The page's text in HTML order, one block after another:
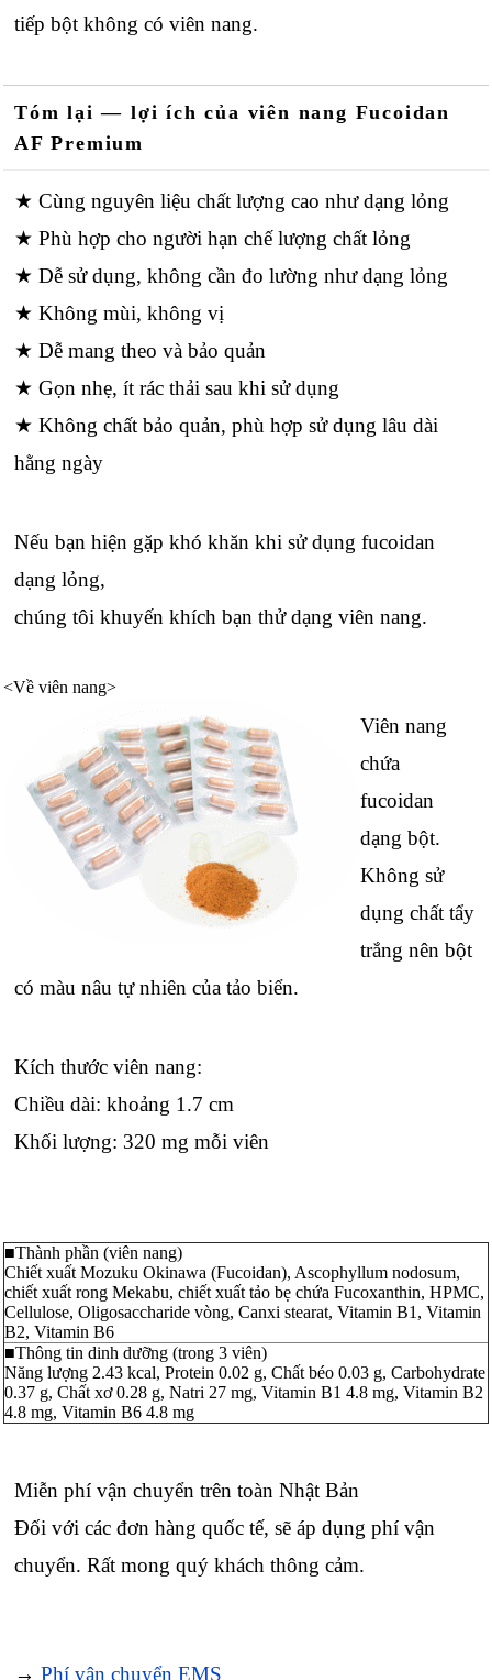
tiếp bột không có viên nang.
Tóm lại — lợi ích của viên nang Fucoidan
AF Premium
★ Cùng nguyên liệu chất lượng cao như dạng lỏng
★ Phù hợp cho người hạn chế lượng chất lỏng
★ Dễ sử dụng, không cần đo lường như dạng lỏng
★ Không mùi, không vị
★ Dễ mang theo và bảo quản
★ Gọn nhẹ, ít rác thải sau khi sử dụng
★ Không chất bảo quản, phù hợp sử dụng lâu dài
hằng ngày
Nếu bạn hiện gặp khó khăn khi sử dụng fucoidan
dạng lỏng,
chúng tôi khuyến khích bạn thử dạng viên nang.
<Về viên nang>
Viên nang
chứa
fucoidan
dạng bột.
Không sử
dụng chất tẩy
trắng nên bột
có màu nâu tự nhiên của tảo biển.
Kích thước viên nang:
Chiều dài: khoảng 1.7 cm
Khối lượng: 320 mg mỗi viên
■Thành phần (viên nang)
Chiết xuất Mozuku Okinawa (Fucoidan), Ascophyllum nodosum,
chiết xuất rong Mekabu, chiết xuất tảo bẹ chứa Fucoxanthin, HPMC,
Cellulose, Oligosaccharide vòng, Canxi stearat, Vitamin B1, Vitamin
B2, Vitamin B6
■Thông tin dinh dưỡng (trong 3 viên)
Năng lượng 2.43 kcal, Protein 0.02 g, Chất béo 0.03 g, Carbohydrate
0.37 g, Chất xơ 0.28 g, Natri 27 mg, Vitamin B1 4.8 mg, Vitamin B2
4.8 mg, Vitamin B6 4.8 mg
Miễn phí vận chuyển trên toàn Nhật Bản
Đối với các đơn hàng quốc tế, sẽ áp dụng phí vận
chuyển. Rất mong quý khách thông cảm.
→ Phí vận chuyển EMS